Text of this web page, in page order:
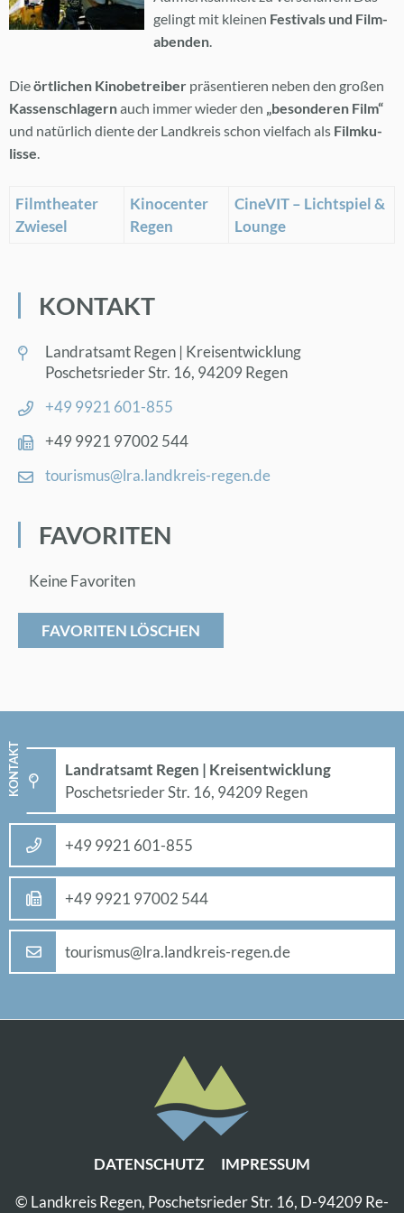
ge­lingt mit klei­nen Fes­ti­vals und Film­
aben­den.
Dieört­li­chen Ki­no­be­trei­ber prä­sen­tie­ren ne­ben den gro­ßen
Kas­sen­schla­gernauch im­mer wie­der den „be­son­de­ren Film“
und na­tür­lich dien­te der Land­kreis schon viel­fach als Film­ku­
lis­se.
Film­thea­ter
Zwie­sel
Ki­no­cen­ter
Re­gen
Ci­ne­VIT – Licht­spiel &
Lounge
KON­TAKT
Land­rats­amt Re­gen | Kreis­ent­wick­lung
Po­sche­ts­rie­der Str. 16, 94209 Re­gen
+49 9921 601-855
+49 9921 97002 544
tou­ris­mus@​lra.​landkreis-re­gen.de
FA­VO­RI­TEN
Keine Favoriten
FAVORITEN LÖSCHEN
KON­TAKT
Land­rats­amt Re­gen | Kreis­ent­wick­lung
Po­sche­ts­rie­der Str. 16, 94209 Re­gen
+49 9921 601-855
+49 9921 97002 544
tou­ris­mus@​lra.​landkreis-re­gen.de
DA­TEN­SCHUTZ
IM­PRES­SUM
© Land­kreis Re­gen, Po­sche­ts­rie­der Str. 16, D-94209 Re­